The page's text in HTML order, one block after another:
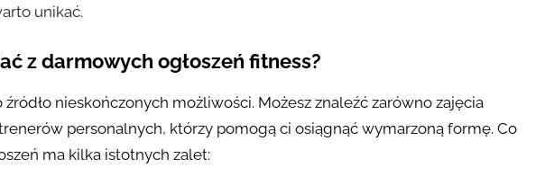
unikać.
z darmowych ogłoszeń fitness?
źródło nieskończonych możliwości. Możesz znaleźć zarówno zajęcia
personalnych, którzy pomogą ci osiągnąć wymarzoną formę. Co
ma kilka istotnych zalet: